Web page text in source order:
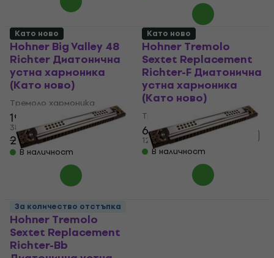
Hohner Big Valley 48
Richter Диатонична
устна хармоника
(Като ново)
Тремоло хармоника
19,50 €
38,14 лв
22,40 €
В наличност
Hohner Tremolo
Sextet Replacement
Richter-F Диатонична
устна хармоника
(Като ново)
Тремоло хармоника
65 €
127,13 лв71,50 €
В наличност
Като ново
Hohner Tremolo
Sextet Replacement
Richter-Bb
Като ново
За количество отстъпка